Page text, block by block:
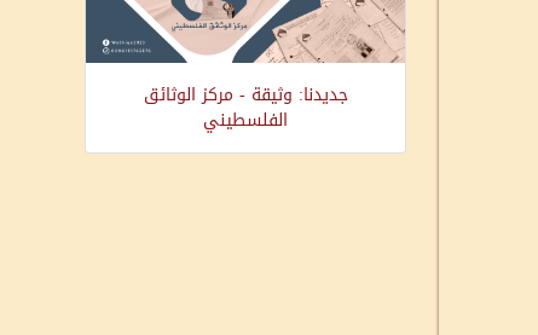
جديدنا: وثيقة - مركز الوثائق
الفلسطيني